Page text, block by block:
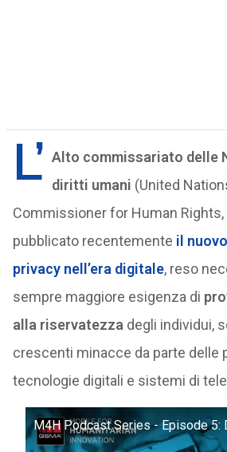
L’ Alto commissariato delle
diritti umani (United
Commissioner for Human Rights,
pubblicato recentemente il
privacy nell’era digitale, reso
sempre maggiore esigenza di
alla riservatezza degli individui,
crescenti minacce da parte delle
tecnologie digitali e sistemi di
M4H Podcast Series - Episode 5: